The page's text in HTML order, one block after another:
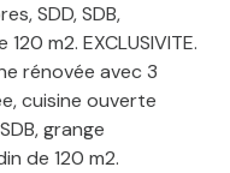
SDD, SDB,
m2. EXCLUSIVITE.
rénovée avec 3
cuisine ouverte
grange
de 120 m2.